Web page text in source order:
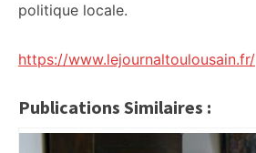
politique locale.
https://www.lejournaltoulousain.fr/
Publications Similaires :